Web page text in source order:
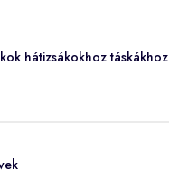
hátizsákokhoz táskákhoz